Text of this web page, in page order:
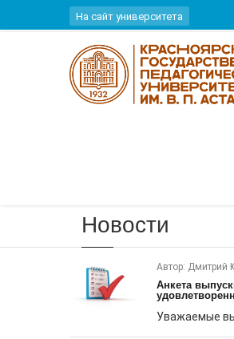
Перейти к основному содержанию
На сайт университета
Новости
Автор: Дмитрий
Анкета
Уважаемые